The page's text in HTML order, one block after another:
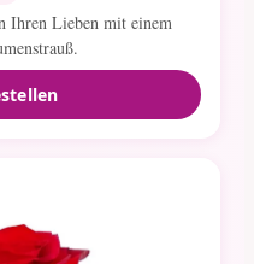
Ihren Lieben mit einem